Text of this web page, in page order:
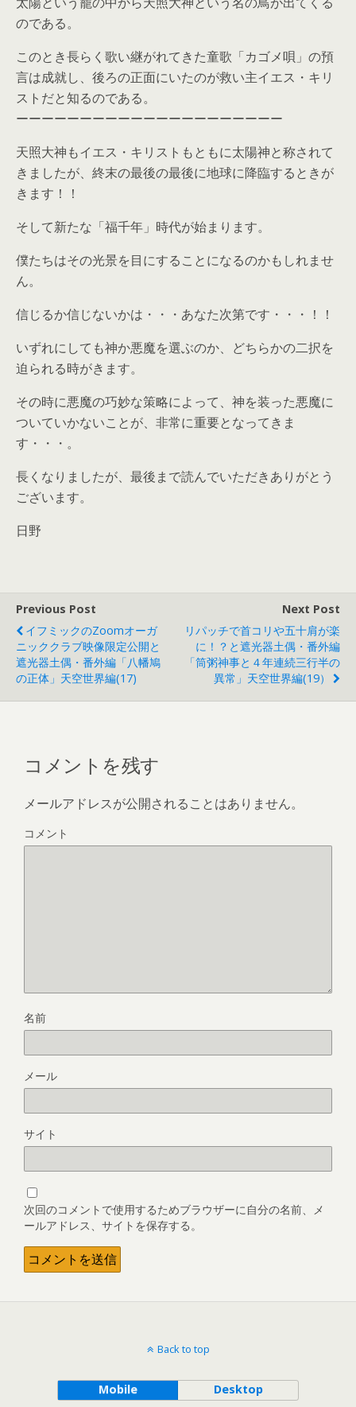
のである。
このとき長らく歌い継がれてきた童歌「カゴメ唄」の預
言は成就し、後ろの正面にいたのが救い主イエス・キリ
ストだと知るのである。
ーーーーーーーーーーーーーーーーーーーーー
天照大神もイエス・キリストもともに太陽神と称されて
きましたが、終末の最後の最後に地球に降臨するときが
きます！！
そして新たな「福千年」時代が始まります。
僕たちはその光景を目にすることになるのかもしれませ
ん。
信じるか信じないかは・・・あなた次第です・・・！！
いずれにしても神か悪魔を選ぶのか、どちらかの二択を
迫られる時がきます。
その時に悪魔の巧妙な策略によって、神を装った悪魔に
ついていかないことが、非常に重要となってきま
す・・・。
長くなりましたが、最後まで読んでいただきありがとう
ございます。
日野
Previous Post
イフミックのZoomオーガ
ニッククラブ映像限定公開と
遮光器土偶・番外編「八幡鳩
の正体」天空世界編(17)
Next Post
リパッチで首コリや五十肩が楽
に！？と遮光器土偶・番外編
「筒粥神事と４年連続三行半の
異常」天空世界編(19）
コメントを残す
メールアドレスが公開されることはありません。
コメント
名前
メール
サイト
次回のコメントで使用するためブラウザーに自分の名前、メ
ールアドレス、サイトを保存する。
Back to top
Mobile Desktop